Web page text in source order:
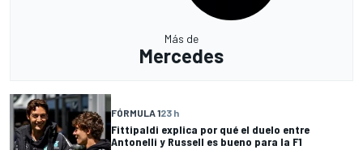
Más de
Mercedes
FÓRMULA 123 h
Fittipaldi explica por qué el duelo entre
Antonelli y Russell es bueno para la F1